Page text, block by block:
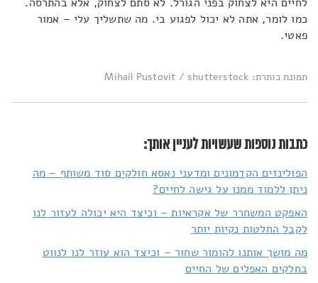
כמו לומר, אתה לא יכול לפגוע בי. מה שתשליך עלי – אמור
פאטי.
תמונת כותרת: Mihail Pustovit / shutterstock
כתבות נוספות שעשויות לעניין אותך:
הפולינזים הקדמונים ומדעני נאסא חולקים סוד משותף – מה
ניתן ללמוד ממנו על גישה לחיים?
האפקט המשחרר של אקראיות – וכיצד היא יכולה לעזור לנו
לקבל החלטות נקיות יותר
מה מושך אותנו להומור שחור – וכיצד הוא עוזר לנו לנווט
בחלקים האפלים של החיים